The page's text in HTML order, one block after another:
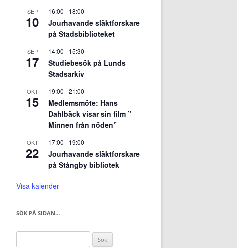
SEP
10
16:00 - 18:00
Jourhavande släktforskare
på Stadsbiblioteket
SEP
17
14:00 - 15:30
Studiebesök på Lunds
Stadsarkiv
OKT
15
19:00 -21:00
Medlemsmöte: Hans
Dahlbäck visar sin film ”
Minnen från nöden”
OKT
22
17:00 - 19:00
Jourhavande släktforskare
på Stångby bibliotek
Visa kalender
SÖK PÅ SIDAN…